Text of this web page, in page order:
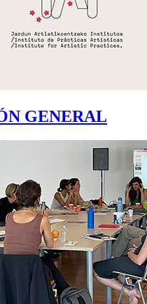
GENERAL